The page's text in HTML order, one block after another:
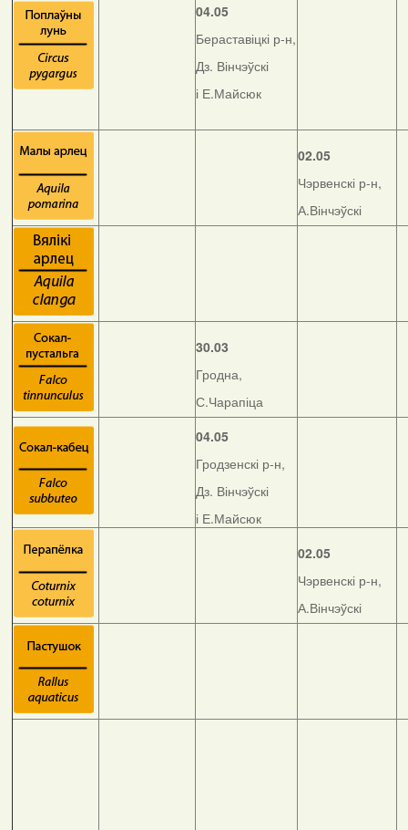
04.05
Бераставіцкі р-н,
Дз. Вінчэўскі
і Е.Майсюк
02.05
Чэрвенскі р-н,
А.Вінчэўскі
30.03
Гродна,
С.Чарапіца
04.05
Гродзенскі р-н,
Дз. Вінчэўскі
і Е.Майсюк
02.05
Чэрвенскі р-н,
А.Вінчэўскі